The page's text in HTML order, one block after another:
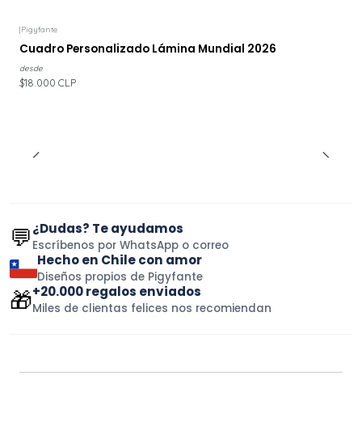
|Pigyfante
Cuadro Personalizado Lámina Mundial 2026
desde
$18.000 CLP
💬¿Dudas? Te ayudamos
Escríbenos por WhatsApp o correo
Hecho en Chile con amor
Diseños propios de Pigyfante
🎁+20.000 regalos enviados
Miles de clientas felices nos recomiendan